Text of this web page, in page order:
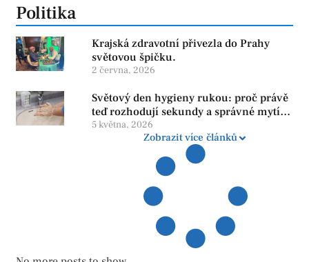
Politika
Krajská zdravotní přivezla do Prahy
světovou špičku.
2 června, 2026
Světový den hygieny rukou: proč právě
teď rozhodují sekundy a správné mytí
rukou
5 května, 2026
Zobrazit více článků